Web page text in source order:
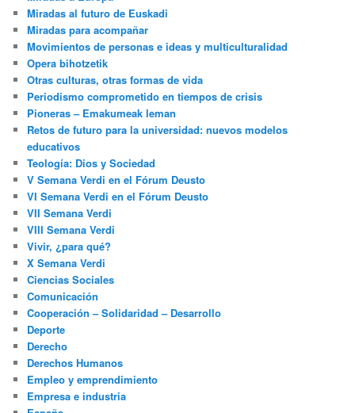
Miradas al futuro de Euskadi
Miradas para acompañar
Movimientos de personas e ideas y multiculturalidad
Opera bihotzetik
Otras culturas, otras formas de vida
Periodismo comprometido en tiempos de crisis
Pioneras – Emakumeak leman
Retos de futuro para la universidad: nuevos modelos
educativos
Teología: Dios y Sociedad
V Semana Verdi en el Fórum Deusto
VI Semana Verdi en el Fórum Deusto
VII Semana Verdi
VIII Semana Verdi
Vivir, ¿para qué?
X Semana Verdi
Ciencias Sociales
Comunicación
Cooperación – Solidaridad – Desarrollo
Deporte
Derecho
Derechos Humanos
Empleo y emprendimiento
Empresa e industria